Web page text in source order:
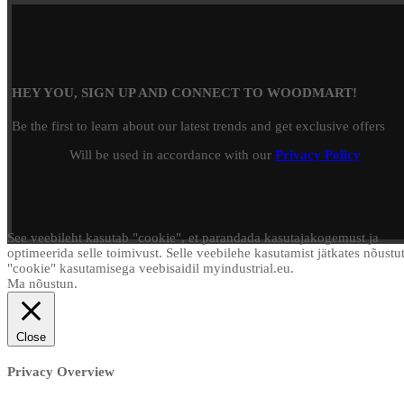
HEY YOU, SIGN UP AND CONNECT TO WOODMART!
Be the first to learn about our latest trends and get exclusive offers
Will be used in accordance with our Privacy Policy
See veebileht kasutab "cookie", et parandada kasutajakogemust ja
optimeerida selle toimivust. Selle veebilehe kasutamist jätkates
"cookie" kasutamisega veebisaidil myindustrial.eu.
Ma nõustun.
Close
Privacy Overview